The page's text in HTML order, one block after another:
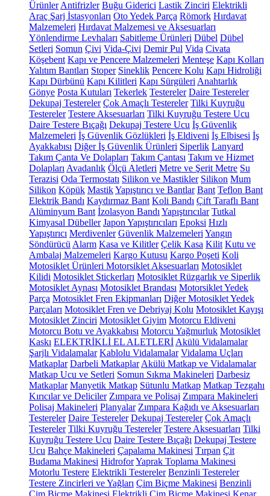
Ürünler Antifrizler Buğu Giderici Lastik Zinciri Elektrikli
Araç Şarj İstasyonları Oto Yedek Parça Römork Hırdavat
Malzemeleri Hırdavat Malzemesi ve Aksesuarları
Yönlendirme Levhaları Sabitleme Ürünleri Dübel Dübel
Setleri Somun Çivi Vida-Çivi Demir Pul Vida Civata
Köşebent Kapı ve Pencere Malzemeleri Menteşe Kapı Kolları
Yalıtım Bantları Stoper Sineklik Pencere Kolu Kapı Hidroliği
Kapı Dürbünü Kapı Kilitleri Kapı Sürgüleri Anahtarlık
Gönye Posta Kutuları Tekerlek Testereler Daire Testereler
Dekupaj Testereler Çok Amaçlı Testereler Tilki Kuyruğu
Testereler Testere Aksesuarları Tilki Kuyruğu Testere Ucu
Daire Testere Bıçağı Dekupaj Testere Ucu İş Güvenlik
Malzemeleri İş Güvenlik Gözlükleri İş Eldiveni İş Elbisesi İş
Ayakkabısı Diğer İş Güvenlik Ürünleri Siperlik Lanyard
Takım Çanta Ve Dolapları Takım Çantası Takım ve Hizmet
Dolapları Avadanlık Ölçü Aletleri Metre ve Şerit Metre Su
Terazisi Oda Termostatı Silikon ve Mastikler Silikon Mum
Silikon Köpük MastikYapıştırıcı ve Bantlar Bant Teflon Bant
Elektrik Bandı Kaydırmaz Bant Koli Bandı Çift Taraflı Bant
Alüminyum Bant İzolasyon Bandı Yapıştırıcılar Tutkal
Kimyasal Dübeller Japon Yapıştırıcıları Epoksi Hızlı
Yapıştırıcı Merdivenler Güvenlik Malzemeleri Yangın
Söndürücü Alarm Kasa ve Kilitler Çelik Kasa Kilit Kutu ve
Ambalaj Malzemeleri Kargo Kutusu Kargo Poşeti Koli
Motosiklet Ürünleri Motorsiklet Aksesuarları Motosiklet
Kilidi Motosiklet Stickerları Motosiklet Rüzgarlık ve Siperlik
Motosiklet Aynası Motosiklet Brandası Motorsiklet Yedek
Parça Motosiklet Fren Ekipmanları Diğer Motosiklet Yedek
Parçaları Motosiklet Fren ve Debriyaj Kolu Motosiklet Kayışı
Motosiklet Zinciri Motosiklet Giyim Motorcu Eldiveni
Motorcu Botu ve Ayakkabısı Motorcu Yağmurluk Motosiklet
Kaskı ELEKTRİKLİ EL ALETLERİ Akülü Vidalamalar
Şarjlı Vidalamalar Kablolu Vidalamalar Vidalama Uçları
Matkaplar Darbeli Matkaplar Akülü Matkap ve Vidalamalar
Matkap Ucu ve Setleri Somun Sıkma Makineleri Darbesiz
Matkaplar Manyetik Matkap Sütunlu Matkap Matkap Tezgahı
Kırıcılar ve Deliciler Zımpara ve Polisaj Zımpara Makineleri
Polisaj Makineleri Planyalar Zımpara Kağıdı ve Aksesuarları
Testereler Daire Testereler Dekupaj Testereler Çok Amaçlı
Testereler Tilki Kuyruğu Testereler Testere Aksesuarları Tilki
Kuyruğu Testere Ucu Daire Testere Bıçağı Dekupaj Testere
Ucu Bahçe Makineleri Çapalama Makinesi Tırpan Çit
Budama Makinesi HidroforYaprak Toplama Makinesi
Motorlu Testere Elektrikli Testereler Benzinli Testereler
Testere Zincirleri ve Yağları Çim Biçme Makinesi Benzinli
Çim Biçme Makinesi Elektrikli Çim Biçme Makinesi Kenar